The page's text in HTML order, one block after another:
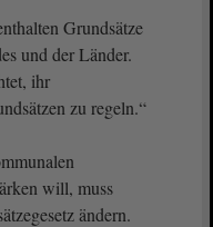
Grundsätze
und der Länder.
ihr
zu regeln.“
will, muss
ändern.